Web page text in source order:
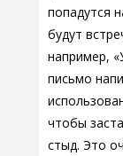
попадутся
будут
например,
письмо
чтобы
стыд. Это